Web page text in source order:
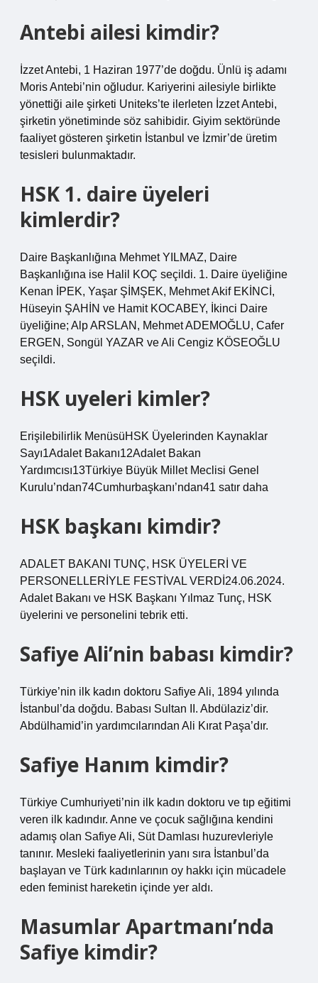
Antebi ailesi kimdir?
İzzet Antebi, 1 Haziran 1977’de doğdu. Ünlü iş adamı
Moris Antebi’nin oğludur. Kariyerini ailesiyle birlikte
yönettiği aile şirketi Uniteks’te ilerleten İzzet Antebi,
şirketin yönetiminde söz sahibidir. Giyim sektöründe
faaliyet gösteren şirketin İstanbul ve İzmir’de üretim
tesisleri bulunmaktadır.
HSK 1. daire üyeleri
kimlerdir?
Daire Başkanlığına Mehmet YILMAZ, Daire
Başkanlığına ise Halil KOÇ seçildi. 1. Daire üyeliğine
Kenan İPEK, Yaşar ŞİMŞEK, Mehmet Akif EKİNCİ,
Hüseyin ŞAHİN ve Hamit KOCABEY, İkinci Daire
üyeliğine; Alp ARSLAN, Mehmet ADEMOĞLU, Cafer
ERGEN, Songül YAZAR ve Ali Cengiz KÖSEOĞLU
seçildi.
HSK uyeleri kimler?
Erişilebilirlik MenüsüHSK Üyelerinden Kaynaklar
Sayı1Adalet Bakanı12Adalet Bakan
Yardımcısı13Türkiye Büyük Millet Meclisi Genel
Kurulu’ndan74Cumhurbaşkanı’ndan41 satır daha
HSK başkanı kimdir?
ADALET BAKANI TUNÇ, HSK ÜYELERİ VE
PERSONELLERİYLE FESTİVAL VERDİ24.06.2024.
Adalet Bakanı ve HSK Başkanı Yılmaz Tunç, HSK
üyelerini ve personelini tebrik etti.
Safiye Ali’nin babası kimdir?
Türkiye’nin ilk kadın doktoru Safiye Ali, 1894 yılında
İstanbul’da doğdu. Babası Sultan II. Abdülaziz’dir.
Abdülhamid’in yardımcılarından Ali Kırat Paşa’dır.
Safiye Hanım kimdir?
Türkiye Cumhuriyeti’nin ilk kadın doktoru ve tıp eğitimi
veren ilk kadındır. Anne ve çocuk sağlığına kendini
adamış olan Safiye Ali, Süt Damlası huzurevleriyle
tanınır. Mesleki faaliyetlerinin yanı sıra İstanbul’da
başlayan ve Türk kadınlarının oy hakkı için mücadele
eden feminist hareketin içinde yer aldı.
Masumlar Apartmanı’nda
Safiye kimdir?